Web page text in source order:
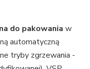
do pakowania w
automatyczną
tryby zgrzewania -